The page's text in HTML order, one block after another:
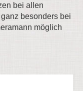
bei allen
besonders bei
möglich